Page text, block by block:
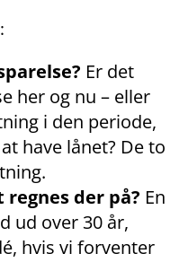
Er det
her og nu – eller
i den periode,
have lånet? De to
der på? En
ud over 30 år,
hvis vi forventer